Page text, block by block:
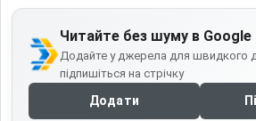
Читайте без шуму в Google
Додайте у джерела для швидкого
підпишіться на стрічку
Додати